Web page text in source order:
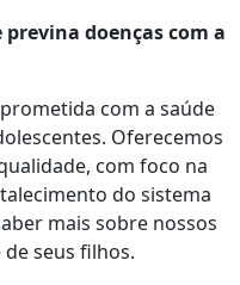
doenças com a
com a saúde
Oferecemos
com foco na
do sistema
mais sobre nossos
seus filhos.